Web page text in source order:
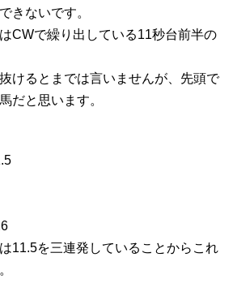
きないです。
CWで繰り出している11秒台前半の
けるとまでは言いませんが、先頭で
だと思います。
11.5を三連発していることからこれ